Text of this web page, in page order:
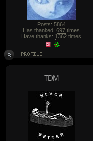
Posts: 5864
Has thanked:697 times
Have thanks: 1362 times
TDM